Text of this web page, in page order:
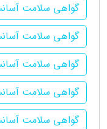
گواهی سلامت
گواهی سلامت
گواهی سلامت
گواهی سلامت
گواهی سلامت